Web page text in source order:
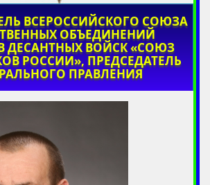
ВСЕРОССИЙСКОГО СОЮЗА
ОБЪЕДИНЕНИЙ
ДЕСАНТНЫХ ВОЙСК «СОЮЗ
РОССИИ», ПРЕДСЕДАТЕЛЬ
ПРАВЛЕНИЯ